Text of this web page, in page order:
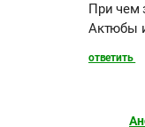
При чем
Актюбы
ответить